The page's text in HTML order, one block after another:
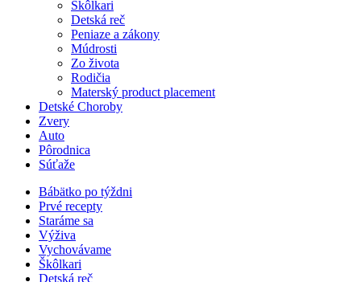
Škôlkari
Detská reč
Peniaze a zákony
Múdrosti
Zo života
Rodičia
Materský product placement
Detské Choroby
Zvery
Auto
Pôrodnica
Súťaže
Bábätko po týždni
Prvé recepty
Staráme sa
Výživa
Vychovávame
Škôlkari
Detská reč